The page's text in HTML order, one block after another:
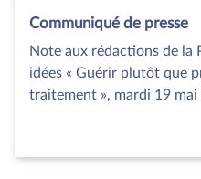
Communiqué de presse
Note aux rédactions de la
idées « Guérir plutôt que
traitement », mardi 19 mai